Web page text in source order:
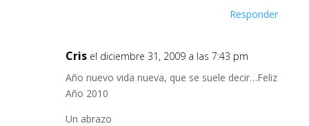
Responder
Cris el diciembre 31, 2009 a las 7:43 pm
Año nuevo vida nueva, que se suele decir…Feliz
Año 2010
Un abrazo